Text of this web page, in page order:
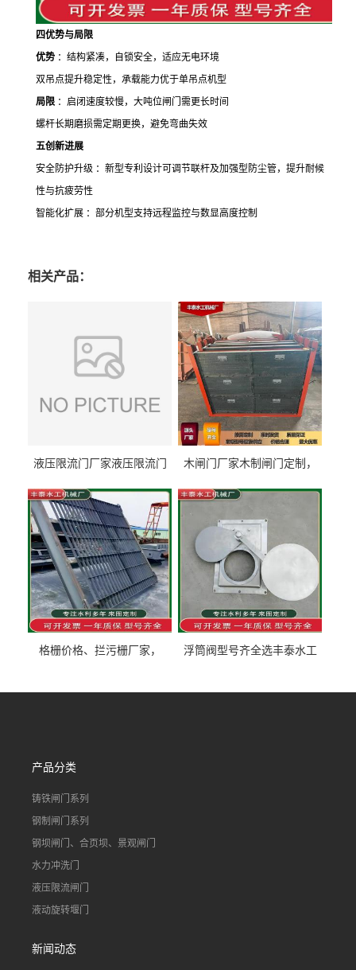
四优势与局限
优势 ：结构紧凑，自锁安全，适应无电环境
双吊点提升稳定性，承载能力优于单吊点机型
局限 ：启闭速度较慢，大吨位闸门需更长时间
螺杆长期磨损需定期更换，避免弯曲失效
五创新进展
安全防护升级 ：新型专利设计可调节联杆及加强型防尘管，提升耐候
性与抗疲劳性
智能化扩展 ：部分机型支持远程监控与数显高度控制
相关产品：
液压限流门厂家液压限流门
泰制造
木闸门厂家木制闸门定制，
型号齐全
格栅价格、拦污栅厂家，
浮筒阀型号齐全选丰泰水工
道水库电站污水处理钢制闸
产品分类
铸铁闸门系列
钢制闸门系列
钢坝闸门、合页坝、景观闸门
水力冲洗门
液压限流闸门
液动旋转堰门
新闻动态